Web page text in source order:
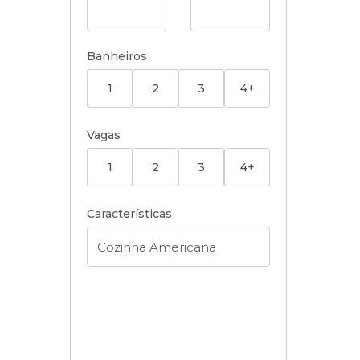
Banheiros
1 2 3 4+
Vagas
1 2 3 4+
Características